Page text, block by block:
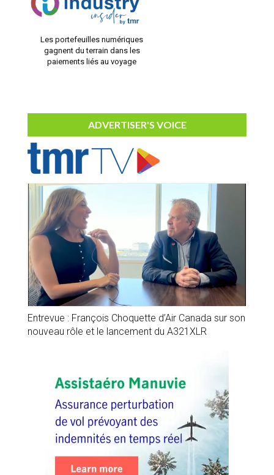
Les portefeuilles numériques
gagnent du terrain dans les
paiements liés au voyage
ADVERTISER'S VOICE
Entrevue : François Choquette d’Air Canada sur son
nouveau rôle et le lancement du A321XLR